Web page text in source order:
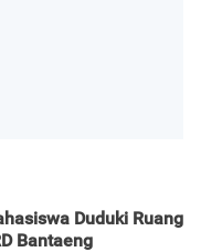
Duduki Ruang
Bantaeng